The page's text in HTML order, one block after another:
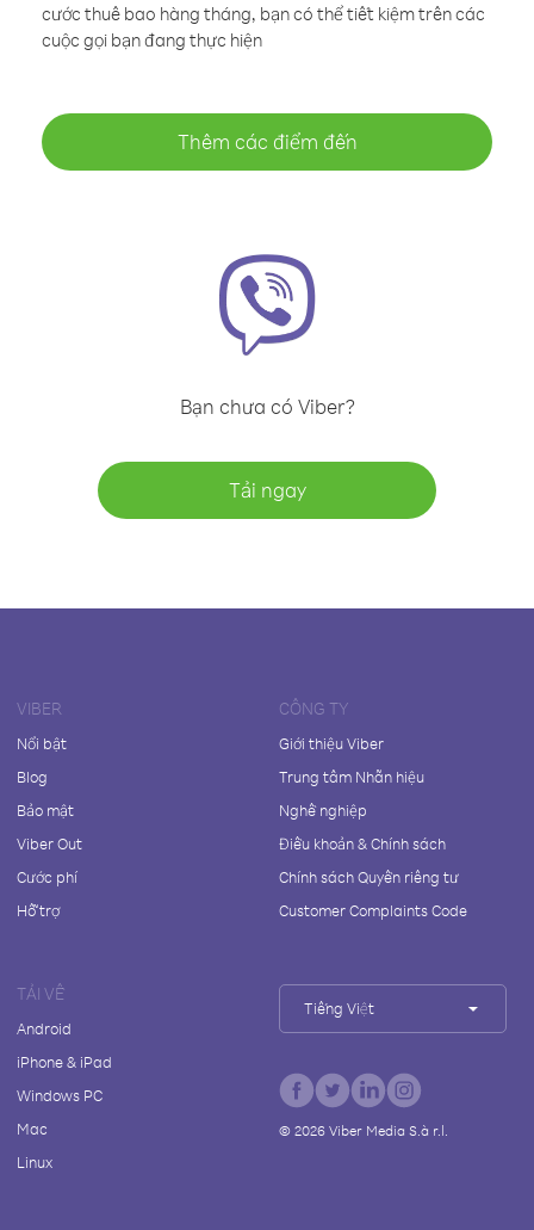
cước thuê bao hàng tháng, bạn có thể tiết kiệm trên các
cuộc gọi bạn đang thực hiện
Thêm các điểm đến
Bạn chưa có Viber?
Tải ngay
VIBER
Nổi bật
Blog
Bảo mật
Viber Out
Cước phí
Hỗ trợ
CÔNG TY
Giới thiệu Viber
Trung tâm Nhãn hiệu
Nghề nghiệp
Điều khoản & Chính sách
Chính sách Quyền riêng tư
Customer Complaints Code
TẢI VỀ
Android
iPhone & iPad
Windows PC
Mac
Linux
Tiếng Việt
© 2026Viber Media S.à r.l.